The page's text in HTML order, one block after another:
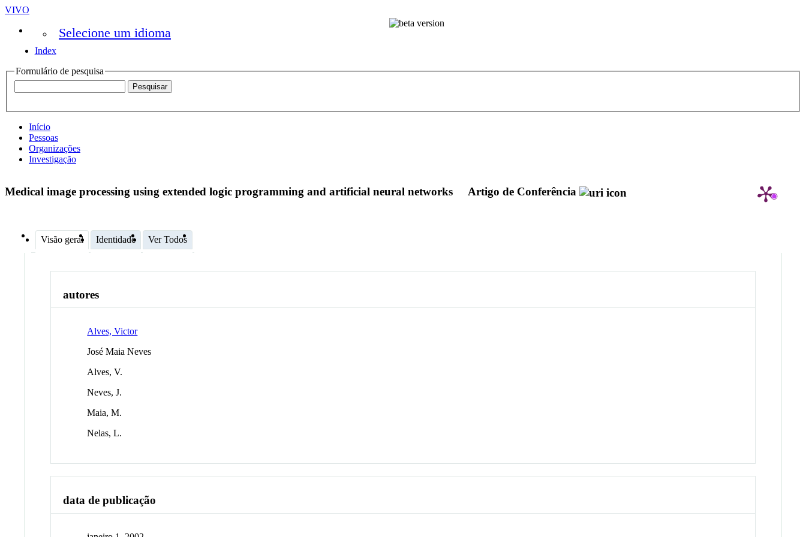
VIVO
Selecione um idioma
Index
Formulário de pesquisa
Início
Pessoas
Organizações
Investigação
Medical image processing using extended logic programming and artificial neural networks Artigo de Conferência
Visão geral Identidade Ver Todos
autores
Alves, Victor
José Maia Neves
Alves, V.
Neves, J.
Maia, M.
Nelas, L.
data de publicação